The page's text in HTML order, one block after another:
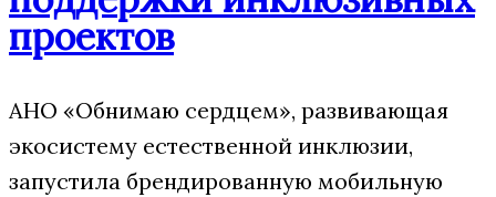
проектов
АНО «Обнимаю сердцем», развивающая
экосистему естественной инклюзии,
запустила брендированную мобильную